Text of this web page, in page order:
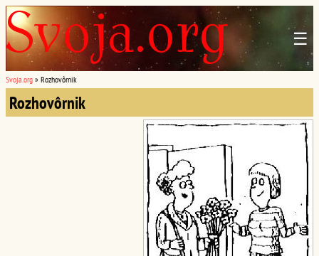
☰
Svoja.org » Rozhovôrnik
Rozhovôrnik